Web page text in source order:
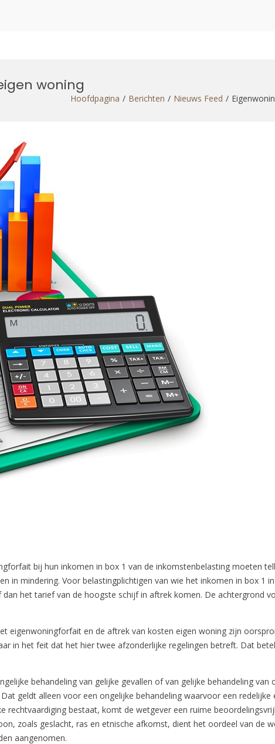
woning
Hoofdpagina Berichten Nieuws Feed
bij hun inkomen in box 1 van de inkomstenbelasting moeten
in mindering. Voor belastingplichtigen van wie het inkomen in box 1
het tarief van de hoogste schijf in aftrek komen. De achtergrond
eigenwoningforfait en de aftrek van kosten eigen woning zijn
in het feit dat het hier twee afzonderlijke regelingen betreft. Dat
behandeling van gelijke gevallen of van gelijke behandeling
geldt alleen voor een ongelijke behandeling waarvoor een
rechtvaardiging bestaat, komt de wetgever een ruime
zoals geslacht, ras en etnische afkomst, dient het oordeel van de
aangenomen.